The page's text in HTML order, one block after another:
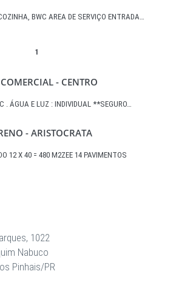
BWC AREA DE SERVIÇO ENTRADA…
1
- CENTRO
. ÁGUA E LUZ : INDIVIDUAL **SEGURO…
- ARISTOCRATA
12 X 40 = 480 M2ZEE 14 PAVIMENTOS
1022
Nabuco
Pinhais/PR